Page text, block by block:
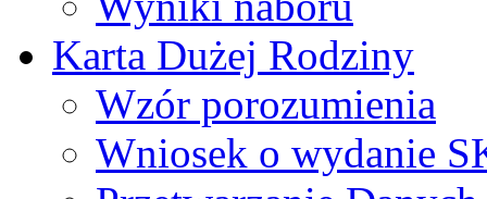
Karta Dużej Rodziny
Wzór porozumienia
Wniosek o wydanie